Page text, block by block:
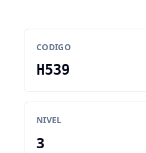
CODIGO
H539
NIVEL
3